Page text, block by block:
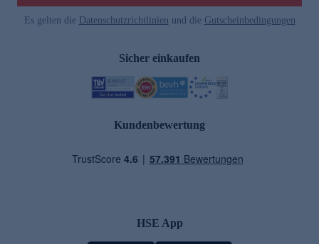
Es gelten die Datenschutzrichtlinien und die Gutscheinbedingungen
Sicher einkaufen
Kundenbewertung
HSE App